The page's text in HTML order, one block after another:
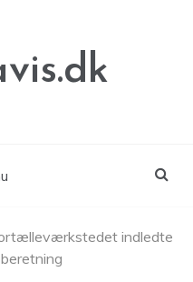
indledte